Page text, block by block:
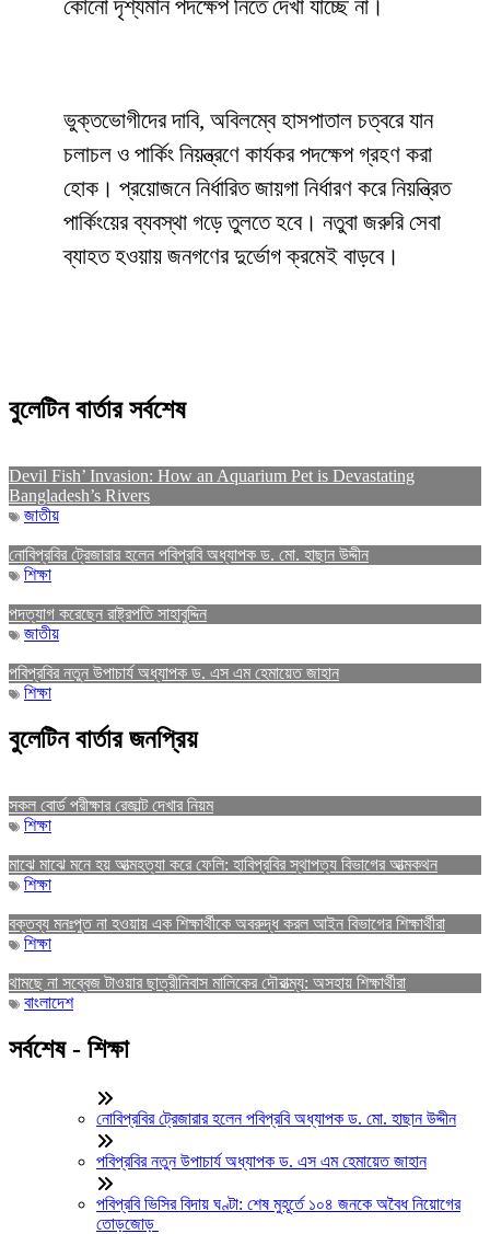
কোনো দৃশ্যমান পদক্ষেপ নিতে দেখা যাচ্ছে না।
ভুক্তভোগীদের দাবি, অবিলম্বে হাসপাতাল চত্বরে যান
চলাচল ও পার্কিং নিয়ন্ত্রণে কার্যকর পদক্ষেপ গ্রহণ করা
হোক। প্রয়োজনে নির্ধারিত জায়গা নির্ধারণ করে নিয়ন্ত্রিত
পার্কিংয়ের ব্যবস্থা গড়ে তুলতে হবে। নতুবা জরুরি সেবা
ব্যাহত হওয়ায় জনগণের দুর্ভোগ ক্রমেই বাড়বে।
বুলেটিন বার্তার সর্বশেষ
Devil Fish’ Invasion: How an Aquarium Pet is Devastating
Bangladesh’s Rivers
জাতীয়
নোবিপ্রবির ট্রেজারার হলেন পবিপ্রবি অধ্যাপক ড. মো. হাছান উদ্দীন
শিক্ষা
পদত্যাগ করেছেন রাষ্ট্রপতি সাহাবুদ্দিন
জাতীয়
পবিপ্রবির নতুন উপাচার্য অধ্যাপক ড. এস এম হেমায়েত জাহান
শিক্ষা
বুলেটিন বার্তার জনপ্রিয়
সকল বোর্ড পরীক্ষার রেজাল্ট দেখার নিয়ম
শিক্ষা
মাঝে মাঝে মনে হয় আত্মহত্যা করে ফেলি: হাবিপ্রবির স্থাপত্য বিভাগের আত্মকথন
শিক্ষা
বক্তব্য মনঃপুত না হওয়ায় এক শিক্ষার্থীকে অবরুদ্ধ করল আইন বিভাগের শিক্ষার্থীরা
শিক্ষা
থামছে না সব্বেজ টাওয়ার ছাত্রীনিবাস মালিকের দৌরাত্ম্য: অসহায় শিক্ষার্থীরা
বাংলাদেশ
সর্বশেষ - শিক্ষা
নোবিপ্রবির ট্রেজারার হলেন পবিপ্রবি অধ্যাপক ড. মো. হাছান উদ্দীন
পবিপ্রবির নতুন উপাচার্য অধ্যাপক ড. এস এম হেমায়েত জাহান
পবিপ্রবি ভিসির বিদায় ঘণ্টা: শেষ মুহূর্তে ১০৪ জনকে অবৈধ নিয়োগের
তোড়জোড়